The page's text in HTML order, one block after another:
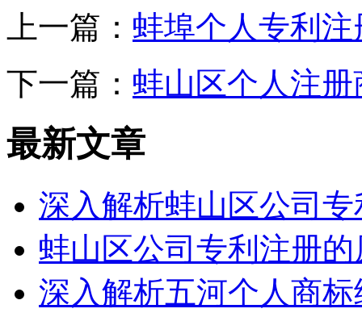
上一篇： 蚌埠个人专利
下一篇： 蚌山区个人注
最新文章
深入解析蚌山区公司
蚌山区公司专利注册
深入解析五河个人商